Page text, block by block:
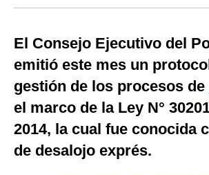
EEUU
España
Internacional
Club del Suscriptor
El Consejo Ejecutivo del
emitió este mes un
gestión de los procesos de
el marco de la Ley N°
2014, la cual fue conocida
de desalojo exprés.